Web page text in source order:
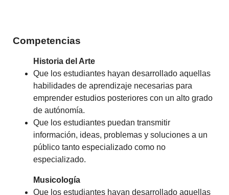
Competencias
Historia del Arte
Que los estudiantes hayan desarrollado aquellas
habilidades de aprendizaje necesarias para
emprender estudios posteriores con un alto grado
de autónomía.
Que los estudiantes puedan transmitir
información, ideas, problemas y soluciones a un
público tanto especializado como no
especializado.
Musicología
Que los estudiantes hayan desarrollado aquellas